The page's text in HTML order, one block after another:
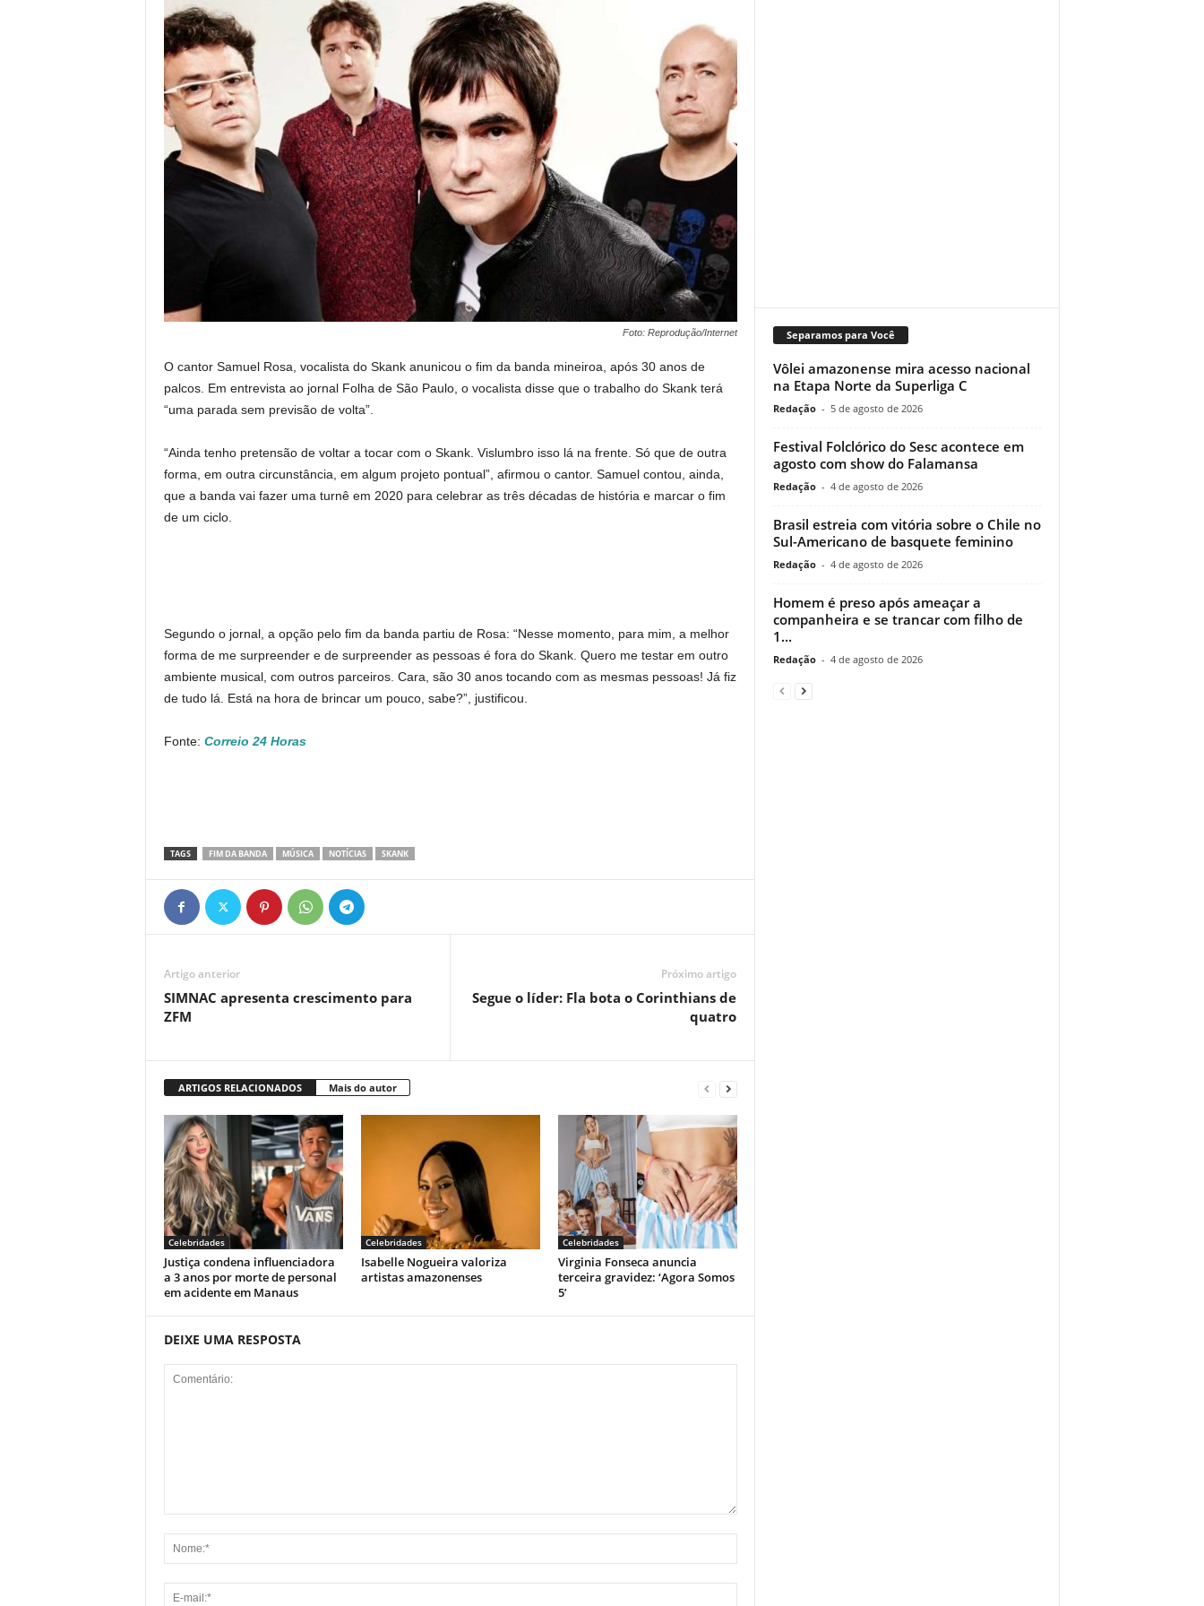
Foto: Reprodução/Internet
O cantor Samuel Rosa, vocalista do Skank anunicou o fim da banda mineiroa, após 30 anos de
palcos. Em entrevista ao jornal Folha de São Paulo, o vocalista disse que o trabalho do Skank terá
“uma parada sem previsão de volta”.
“Ainda tenho pretensão de voltar a tocar com o Skank. Vislumbro isso lá na frente. Só que de outra
forma, em outra circunstância, em algum projeto pontual”, afirmou o cantor. Samuel contou, ainda,
que a banda vai fazer uma turnê em 2020 para celebrar as três décadas de história e marcar o fim
de um ciclo.
Segundo o jornal, a opção pelo fim da banda partiu de Rosa: “Nesse momento, para mim, a melhor
forma de me surpreender e de surpreender as pessoas é fora do Skank. Quero me testar em outro
ambiente musical, com outros parceiros. Cara, são 30 anos tocando com as mesmas pessoas! Já fiz
de tudo lá. Está na hora de brincar um pouco, sabe?”, justificou.
Fonte: Correio 24 Horas
TAGS FIM DA BANDA MÚSICA NOTÍCIAS SKANK
Artigo anterior
SIMNAC apresenta crescimento para
ZFM
Próximo artigo
Segue o líder: Fla bota o Corinthians de
quatro
ARTIGOS RELACIONADOS Mais do autor
Celebridades
Justiça condena influenciadora
a 3 anos por morte de personal
em acidente em Manaus
Celebridades
Isabelle Nogueira valoriza
artistas amazonenses
Celebridades
Virginia Fonseca anuncia
terceira gravidez: ‘Agora Somos
5’
DEIXE UMA RESPOSTA
Separamos para Você
Vôlei amazonense mira acesso nacional
na Etapa Norte da Superliga C
Redação - 5 de agosto de 2026
Festival Folclórico do Sesc acontece em
agosto com show do Falamansa
Redação - 4 de agosto de 2026
Brasil estreia com vitória sobre o Chile no
Sul-Americano de basquete feminino
Redação - 4 de agosto de 2026
Homem é preso após ameaçar a
companheira e se trancar com filho de
1...
Redação - 4 de agosto de 2026